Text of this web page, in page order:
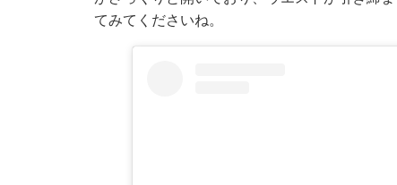
てみてくださいね。